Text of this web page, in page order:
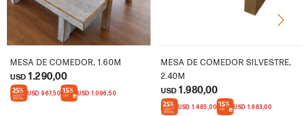
MESA DE COMEDOR, 1.60M
USD 1.290,00
USD 967,50 USD 1.096,50
MESA DE COMEDOR SILVESTRE,
2.40M
USD 1.980,00
USD 1.485,00 USD 1.683,00